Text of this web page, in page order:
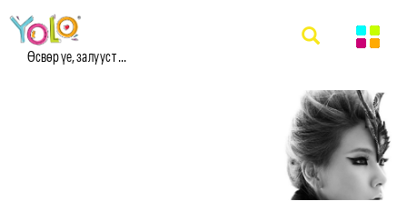
Өсвөр үе, залууст ...